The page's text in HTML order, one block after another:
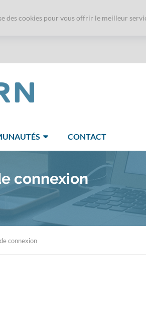
des cookies pour vous offrir le meilleur
CONTACT
connexion
connexion